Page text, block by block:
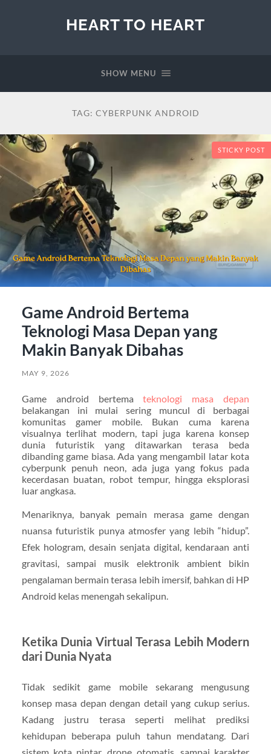
HEART TO HEART
SHOW MENU
TAG: CYBERPUNK ANDROID
STICKY POST
Game Android Bertema
Teknologi Masa Depan yang
Makin Banyak Dibahas
MAY 9, 2026
Game android bertema teknologi masa depan
belakangan ini mulai sering muncul di berbagai
komunitas gamer mobile. Bukan cuma karena
visualnya terlihat modern, tapi juga karena konsep
dunia futuristik yang ditawarkan terasa beda
dibanding game biasa. Ada yang mengambil latar kota
cyberpunk penuh neon, ada juga yang fokus pada
kecerdasan buatan, robot tempur, hingga eksplorasi
luar angkasa.
Menariknya, banyak pemain merasa game dengan
nuansa futuristik punya atmosfer yang lebih “hidup”.
Efek hologram, desain senjata digital, kendaraan anti
gravitasi, sampai musik elektronik ambient bikin
pengalaman bermain terasa lebih imersif, bahkan di HP
Android kelas menengah sekalipun.
Ketika Dunia Virtual Terasa Lebih Modern
dari Dunia Nyata
Tidak sedikit game mobile sekarang mengusung
konsep masa depan dengan detail yang cukup serius.
Kadang justru terasa seperti melihat prediksi
kehidupan beberapa puluh tahun mendatang. Dari